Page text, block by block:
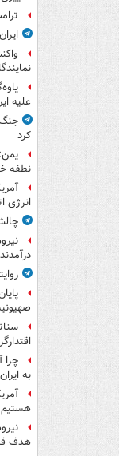
علیه
جنگ
کرد
نطفه
انرژی
درآمدند
چرا
به
هستیم
هدف